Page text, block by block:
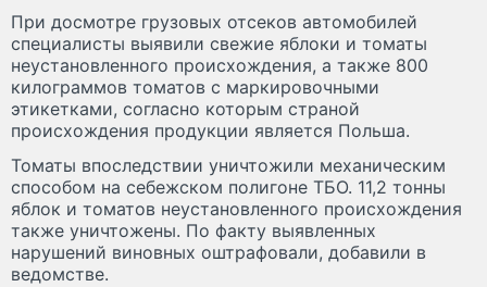
При досмотре грузовых отсеков автомобилей
специалисты выявили свежие яблоки и томаты
неустановленного происхождения, а также 800
килограммов томатов с маркировочными
этикетками, согласно которым страной
происхождения продукции является Польша.
Томаты впоследствии уничтожили механическим
способом на себежском полигоне ТБО. 11,2 тонны
яблок и томатов неустановленного происхождения
также уничтожены. По факту выявленных
нарушений виновных оштрафовали, добавили в
ведомстве.